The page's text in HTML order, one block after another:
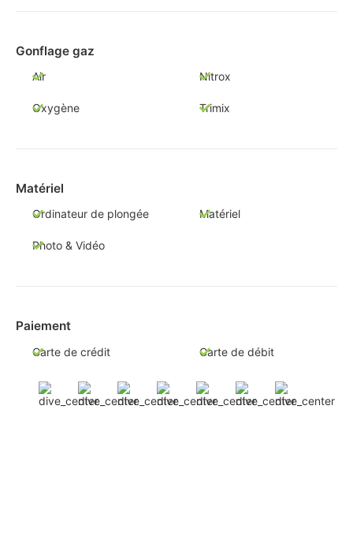
Gonflage gaz
Air Nitrox
Oxygène Trimix
Matériel
Ordinateur de plongée Matériel
Photo & Vidéo
Paiement
Carte de crédit Carte de débit